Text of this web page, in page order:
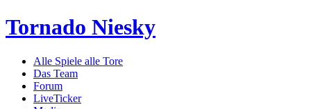
Tornado Niesky
Alle Spiele alle Tore
Das Team
Forum
LiveTicker